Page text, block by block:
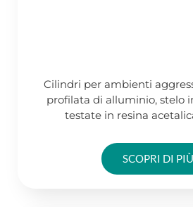
Cilindri per ambienti
profilata di alluminio, stelo
testate in resina
SCOPRI DI PIÙ